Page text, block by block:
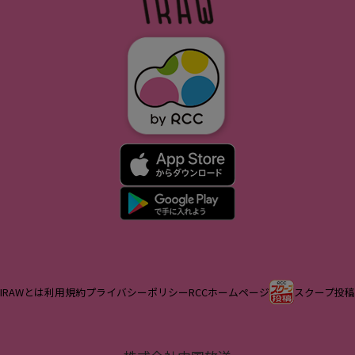
IRAWとは利用規約プライバシーポリシーRCCホームページ スクープ投稿